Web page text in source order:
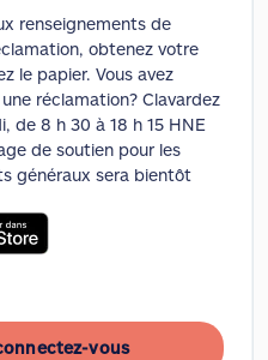
renseignements de
obtenez votre
le papier. Vous avez
réclamation? Clavardez
de 8 h 30 à 18 h 15 HNE
de soutien pour les
généraux sera bientôt
vous